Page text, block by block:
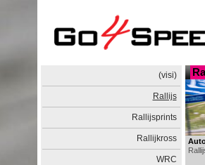
(visi)
Rallijs
Rallijsprints
Rallijkross
WRC